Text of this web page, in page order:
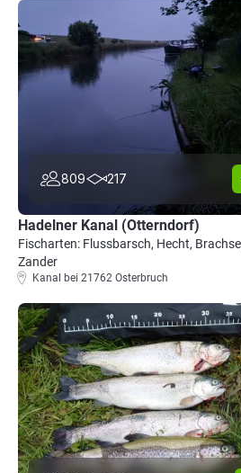
809 217
Hadelner Kanal (Otterndorf)
Fischarten: Flussbarsch, Hecht,
Zander
Kanal bei 21762 Osterbruch